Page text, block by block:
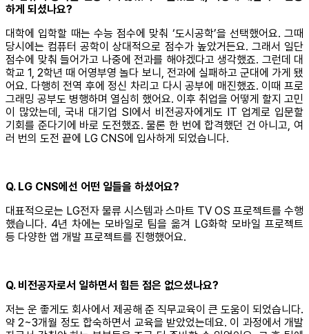
하게 되셨나요?
대학에 입학할 때는 수능 점수에 맞춰 ‘도시공학’을 선택했어요. 그때
당시에는 컴퓨터 공학이 상대적으로 점수가 높았거든요. 그래서 일단
점수에 맞춰 들어가고 나중에 전과를 해야겠다고 생각했죠. 그런데 대
학교 1, 2학년 때 어영부영 놀다 보니, 전과에 실패하고 군대에 가게 됐
어요. 다행히 전역 후에 정신 차리고 다시 공부에 매진했죠. 이때 프로
그래밍 공부도 병행하며 열심히 했어요. 이후 취업을 어떻게 할지 고민
이 많았는데, 국내 대기업 SI에서 비전공자에게도 IT 업계로 입문할
기회를 준다기에 바로 도전했죠. 물론 한 번에 합격했던 건 아니고, 여
러 번의 도전 끝에 LG CNS에 입사하게 되었습니다.
Q. LG CNS에선 어떤 일들을 하셨어요?
대표적으로는 LG전자 물류 시스템과 스마트 TV OS 프로젝트를 수행
했습니다. 4년 차에는 모바일로 팀을 옮겨 LG화학 모바일 프로젝트
등 다양한 앱 개발 프로젝트를 진행했어요.
Q. 비전공자로서 일하면서 힘든 점은 없으셨나요?
저는 운 좋게도 회사에서 제공해 준 직무교육이 큰 도움이 되었습니다.
약 2~3개월 정도 합숙하면서 교육을 받았었는데요. 이 과정에서 개발